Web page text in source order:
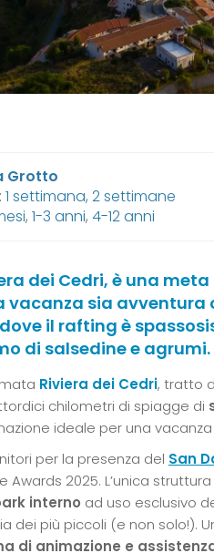
Grotto
1 settimana, 2 settimane
, 1-3 anni, 4-12 anni
dei Cedri, è una
sia avventura
il rafting è
di salsedine e agrumi.
Riviera dei Cedri, tratto
chilometri di spiagge di
ideale per una
per la presenza del San
Awards 2025. L’unica
interno ad uso esclusivo
dei più piccoli (e non solo!).
di animazione e